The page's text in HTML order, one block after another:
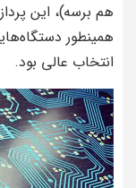
هم برسه)، این
همینطور
انتخاب عالی بود.